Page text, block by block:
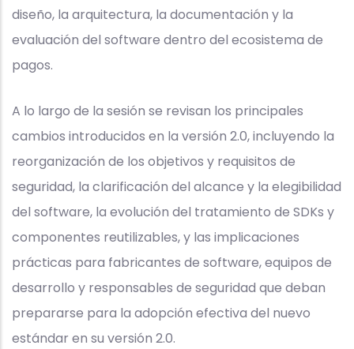
diseño, la arquitectura, la documentación y la
evaluación del software dentro del ecosistema de
pagos.
A lo largo de la sesión se revisan los principales
cambios introducidos en la versión 2.0, incluyendo la
reorganización de los objetivos y requisitos de
seguridad, la clarificación del alcance y la elegibilidad
del software, la evolución del tratamiento de SDKs y
componentes reutilizables, y las implicaciones
prácticas para fabricantes de software, equipos de
desarrollo y responsables de seguridad que deban
prepararse para la adopción efectiva del nuevo
estándar en su versión 2.0.